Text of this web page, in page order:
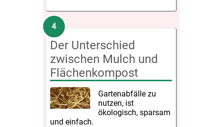
Der Unterschied
zwischen Mulch und
Flächenkompost
Gartenabfälle zu
nutzen, ist
ökologisch, sparsam
und einfach.